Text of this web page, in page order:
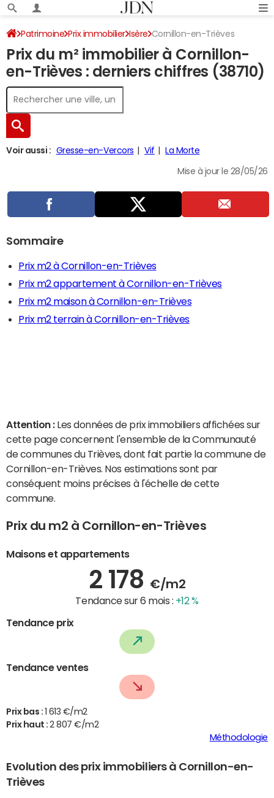
Patrimoine Prix immobilier Isère Cornillon-en-Trièves
Prix du m² immobilier à Cornillon-
en-Trièves : derniers chiffres (38710)
Voir aussi : Gresse-en-Vercors Vif La Morte
Mise à jour le 28/05/26
Sommaire
Prix m2 à Cornillon-en-Trièves
Prix m2 appartement à Cornillon-en-Trièves
Prix m2 maison à Cornillon-en-Trièves
Prix m2 terrain à Cornillon-en-Trièves
Attention : Les données de prix immobiliers affichées sur
cette page concernent l'ensemble de la Communauté
de communes du Trièves, dont fait partie la commune de
Cornillon-en-Trièves. Nos estimations sont par
conséquent moins précises à l'échelle de cette
commune.
Prix du m2 à Cornillon-en-Trièves
Maisons et appartements
2 178 €/m2
Tendance sur 6 mois : +12 %
Tendance prix
Tendance ventes
Prix bas :
1 613 €/m2
Prix haut :2 807 €/m2
Méthodologie
Evolution des prix immobiliers à Cornillon-en-
Trièves